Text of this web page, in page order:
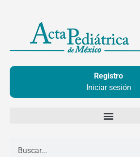
contenido
Registro
Iniciar sesión